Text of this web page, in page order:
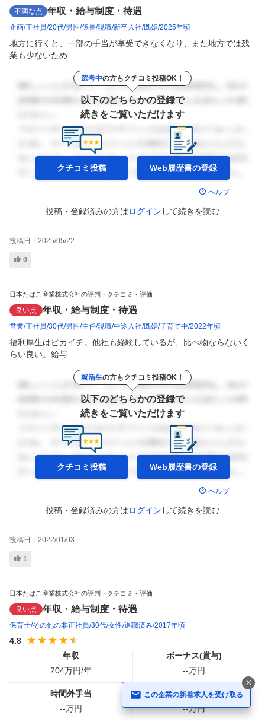
不満な点 年収・給与制度・待遇
企画 正社員 20代 男性 係長 現職 新卒入社 既婚 2025年頃
地方に行くと、一部の手当が享受できなくなり、また地方では残
業も少ないため...
選考中の方もクチコミ投稿OK！
以下のどちらかの登録で
続きをご覧いただけます
クチコミ投稿 Web履歴書の登録
ヘルプ
投稿・登録済みの方はログイン して続きを読む
投稿日： 2025/05/22
0
日本たばこ産業株式会社の評判・クチコミ・評価
良い点 年収・給与制度・待遇
営業 正社員 30代 男性 主任 現職 中途入社 既婚 子育て中 2022年頃
福利厚生はピカイチ。他社も経験しているが、比べ物ならないく
らい良い。給与...
就活生の方もクチコミ投稿OK！
以下のどちらかの登録で
続きをご覧いただけます
クチコミ投稿 Web履歴書の登録
ヘルプ
投稿・登録済みの方はログイン して続きを読む
投稿日： 2022/01/03
1
日本たばこ産業株式会社の評判・クチコミ・評価
良い点 年収・給与制度・待遇
保育士 その他の非正社員 30代 女性 退職済み 2017年頃
4.8
年収
204万円/年
ボーナス(賞与)
--万円
時間外手当
--万円
昇給額
--万円
この企業の新着求人を受け取る